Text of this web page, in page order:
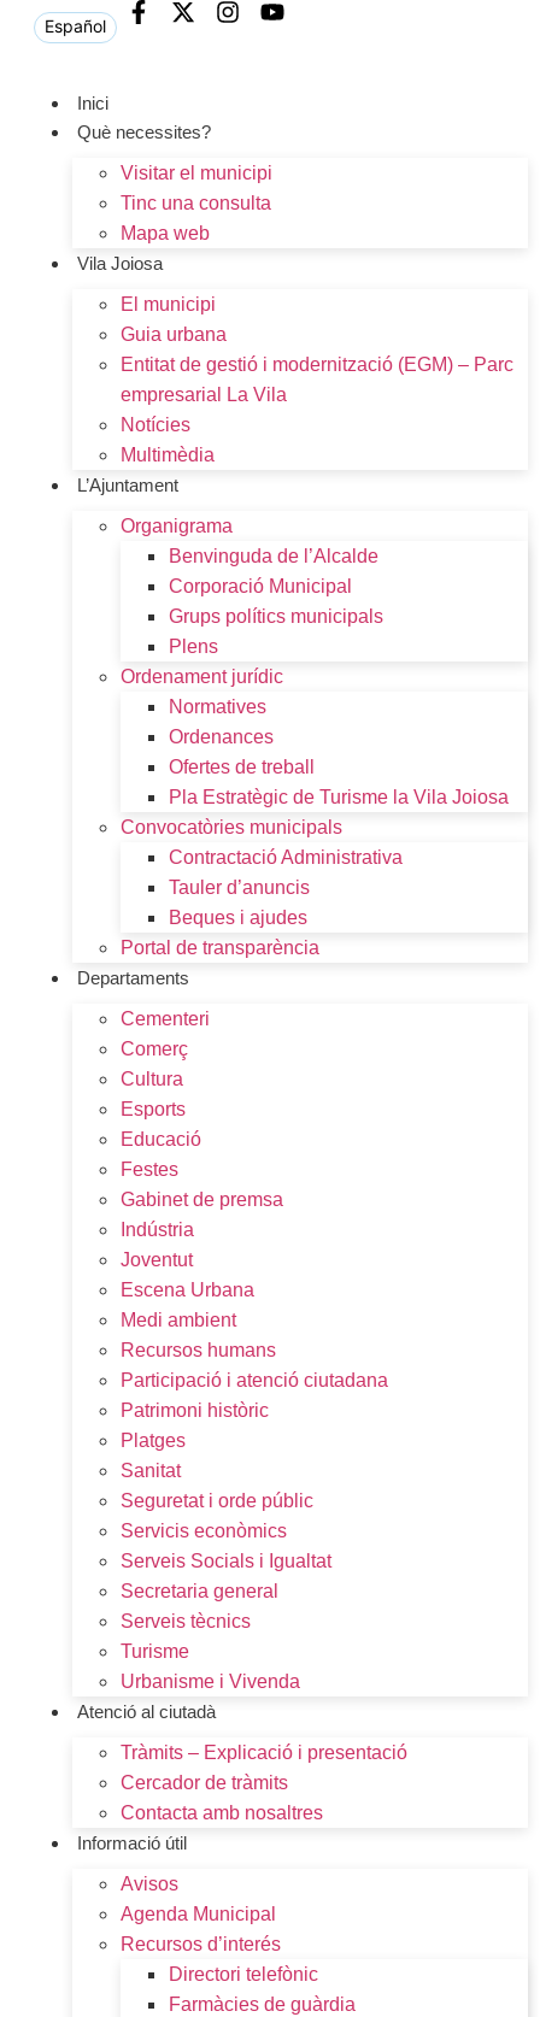
Español
Inici
Què necessites?
Visitar el municipi
Tinc una consulta
Mapa web
Vila Joiosa
El municipi
Guia urbana
Entitat de gestió i modernització (EGM) – Parc
empresarial La Vila
Notícies
Multimèdia
L’Ajuntament
Organigrama
Benvinguda de l’Alcalde
Corporació Municipal
Grups polítics municipals
Plens
Ordenament jurídic
Normatives
Ordenances
Ofertes de treball
Pla Estratègic de Turisme la Vila Joiosa
Convocatòries municipals
Contractació Administrativa
Tauler d’anuncis
Beques i ajudes
Portal de transparència
Departaments
Cementeri
Comerç
Cultura
Esports
Educació
Festes
Gabinet de premsa
Indústria
Joventut
Escena Urbana
Medi ambient
Recursos humans
Participació i atenció ciutadana
Patrimoni històric
Platges
Sanitat
Seguretat i orde públic
Servicis econòmics
Serveis Socials i Igualtat
Secretaria general
Serveis tècnics
Turisme
Urbanisme i Vivenda
Atenció al ciutadà
Tràmits – Explicació i presentació
Cercador de tràmits
Contacta amb nosaltres
Informació útil
Avisos
Agenda Municipal
Recursos d’interés
Directori telefònic
Farmàcies de guàrdia